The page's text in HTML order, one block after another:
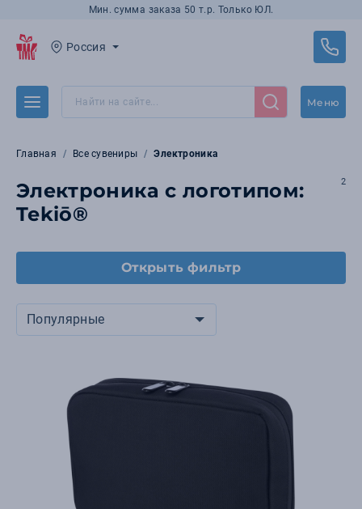
Мин. сумма заказа 50 т.р. Только ЮЛ.
Россия
Меню
Главная Все сувениры Электроника
Электроника с логотипом:
Tekiō®
2
Открыть фильтр
Популярные